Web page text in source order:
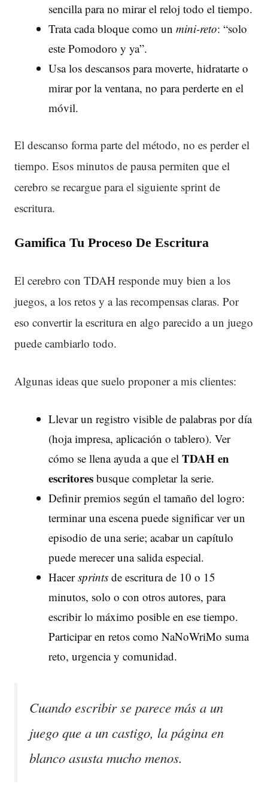
sencilla para no mirar el reloj todo el tiempo.
Trata cada bloque como un mini-reto: “solo
este Pomodoro y ya”.
Usa los descansos para moverte, hidratarte o
mirar por la ventana, no para perderte en el
móvil.
El descanso forma parte del método, no es perder el
tiempo. Esos minutos de pausa permiten que el
cerebro se recargue para el siguiente sprint de
escritura.
Gamifica Tu Proceso De Escritura
El cerebro con TDAH responde muy bien a los
juegos, a los retos y a las recompensas claras. Por
eso convertir la escritura en algo parecido a un juego
puede cambiarlo todo.
Algunas ideas que suelo proponer a mis clientes:
Llevar un registro visible de palabras por día
(hoja impresa, aplicación o tablero). Ver
cómo se llena ayuda a que el TDAH en
escritores busque completar la serie.
Definir premios según el tamaño del logro:
terminar una escena puede significar ver un
episodio de una serie; acabar un capítulo
puede merecer una salida especial.
Hacersprints de escritura de 10 o 15
minutos, solo o con otros autores, para
escribir lo máximo posible en ese tiempo.
Participar en retos como NaNoWriMo suma
reto, urgencia y comunidad.
Cuando escribir se parece más a un
juego que a un castigo, la página en
blanco asusta mucho menos.